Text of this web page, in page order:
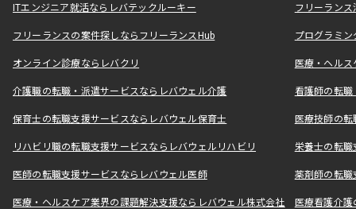
ITエンジニア就活ならレバテックルーキー フリーラン
フリーランスの案件探しならフリーランスHub プログラミ
オンライン診療ならレバクリ 医療・ヘル
介護職の転職・派遣サービスならレバウェル介護 看護師の転
保育士の転職支援サービスならレバウェル保育士 医療技師の
リハビリ職の転職支援サービスならレバウェルリハビリ 栄養士の転
医師の転職支援サービスならレバウェル医師 薬剤師の転
医療・ヘルスケア業界の課題解決支援ならレバウェル株式会社 医療看護介